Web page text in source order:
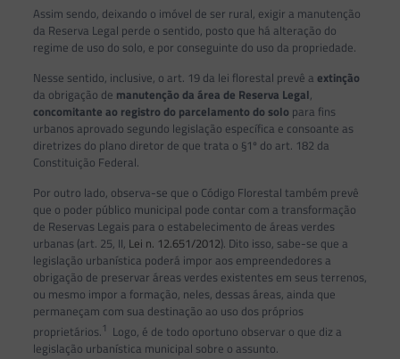
Assim sendo, deixando o imóvel de ser rural, exigir a manutenção
da Reserva Legal perde o sentido, posto que há alteração do
regime de uso do solo, e por conseguinte do uso da propriedade.
Nesse sentido, inclusive, o art. 19 da lei florestal prevê a extinção
da obrigação de manutenção da área de Reserva Legal,
concomitante ao registro do parcelamento do solo para fins
urbanos aprovado segundo legislação específica e consoante as
diretrizes do plano diretor de que trata o §1º do art. 182 da
Constituição Federal.
Por outro lado, observa-se que o Código Florestal também prevê
que o poder público municipal pode contar com a transformação
de Reservas Legais para o estabelecimento de áreas verdes
urbanas (art. 25, II, Lei n. 12.651/2012). Dito isso, sabe-se que a
legislação urbanística poderá impor aos empreendedores a
obrigação de preservar áreas verdes existentes em seus terrenos,
ou mesmo impor a formação, neles, dessas áreas, ainda que
permaneçam com sua destinação ao uso dos próprios
proprietários.1 Logo, é de todo oportuno observar o que diz a
legislação urbanística municipal sobre o assunto.